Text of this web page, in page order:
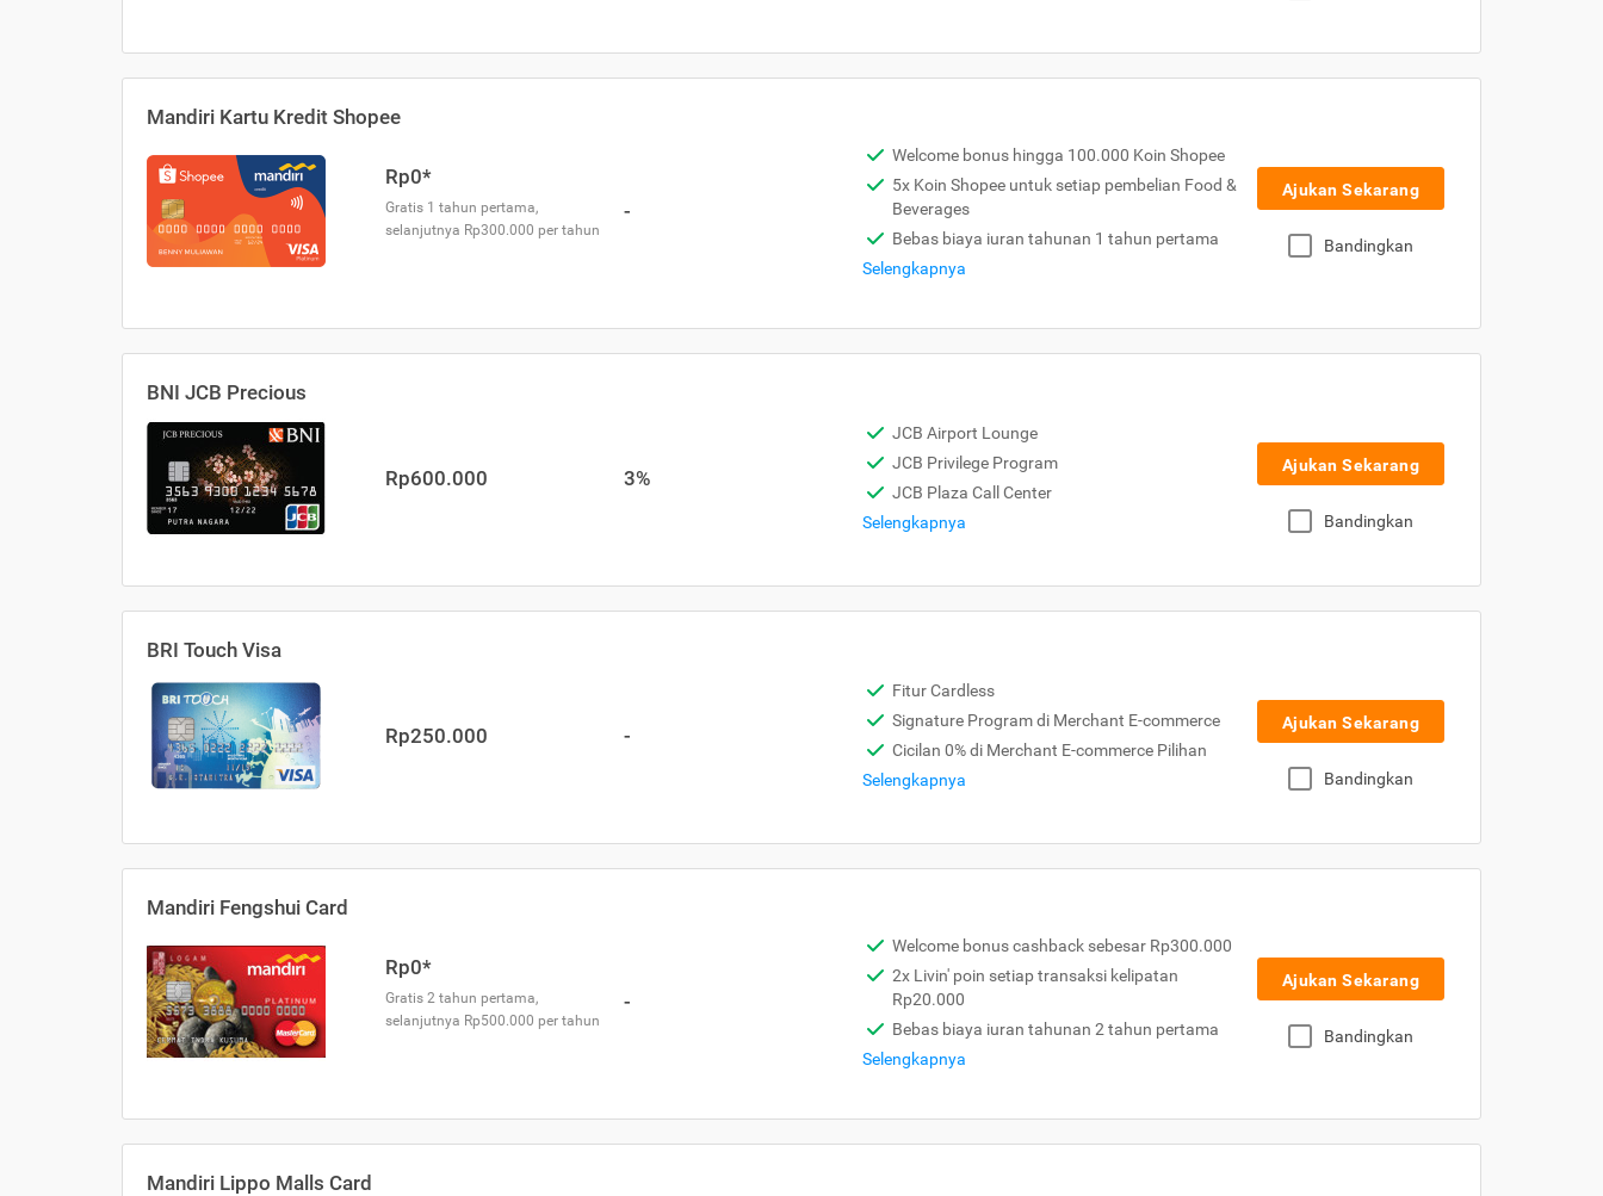
Mandiri Kartu Kredit Shopee
Rp0*
Gratis 1 tahun pertama,
selanjutnya Rp300.000 per tahun
-
Welcome bonus hingga 100.000 Koin Shopee
5x Koin Shopee untuk setiap pembelian Food &
Beverages
Bebas biaya iuran tahunan 1 tahun pertama
Selengkapnya
Ajukan Sekarang
Bandingkan
BNI JCB Precious
Rp600.000 3%
JCB Airport Lounge
JCB Privilege Program
JCB Plaza Call Center
Selengkapnya
Ajukan Sekarang
Bandingkan
BRI Touch Visa
Rp250.000 -
Fitur Cardless
Signature Program di Merchant E-commerce
Cicilan 0% di Merchant E-commerce Pilihan
Selengkapnya
Ajukan Sekarang
Bandingkan
Mandiri Fengshui Card
Rp0*
Gratis 2 tahun pertama,
selanjutnya Rp500.000 per tahun
-
Welcome bonus cashback sebesar Rp300.000
2x Livin' poin setiap transaksi kelipatan
Rp20.000
Bebas biaya iuran tahunan 2 tahun pertama
Selengkapnya
Ajukan Sekarang
Bandingkan
Mandiri Lippo Malls Card